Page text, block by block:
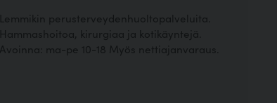
Lemmikin perusterveydenhuoltopalveluita.
Hammashoitoa, kirurgiaa ja kotikäyntejä.
Avoinna: ma-pe 10-18 Myös nettiajanvaraus.